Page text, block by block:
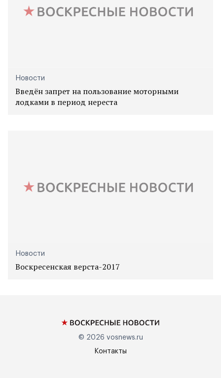
Новости
Введён запрет на пользование моторными
лодками в период нереста
Новости
Воскресенская верста-2017
© 2026 vosnews.ru
Контакты